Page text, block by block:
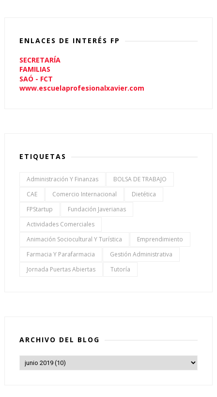
ENLACES DE INTERÉS FP
SECRETARÍA
FAMILIAS
SAÓ - FCT
www.escuelaprofesionalxavier.com
ETIQUETAS
Administración Y Finanzas
BOLSA DE TRABAJO
CAE
Comercio Internacional
Dietética
FPStartup
Fundación Javerianas
Actividades Comerciales
Animación Sociocultural Y Turística
Emprendimiento
Farmacia Y Parafarmacia
Gestión Administrativa
Jornada Puertas Abiertas
Tutoría
ARCHIVO DEL BLOG